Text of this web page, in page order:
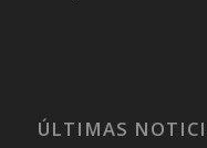
ÚLTIMAS